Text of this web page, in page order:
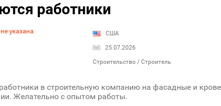
работники
указана США
25.07.2026
Строительство / Строитель
в строительную компанию на фасадные и
Желательно с опытом работы.